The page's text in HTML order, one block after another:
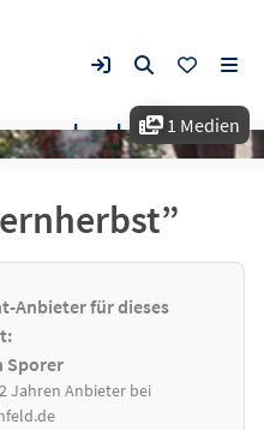
1 Medien
Anbieter für dieses
Sporer
Jahren Anbieter bei